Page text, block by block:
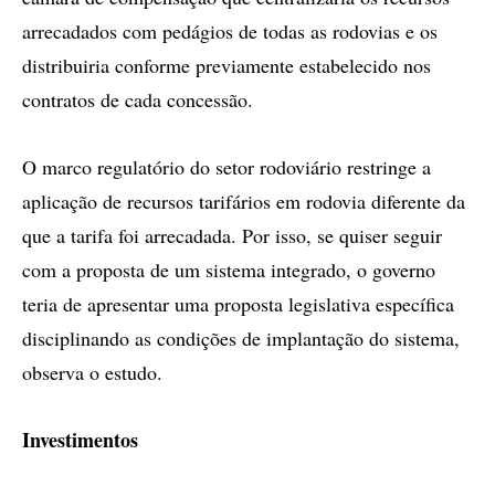
arrecadados com pedágios de todas as rodovias e os
distribuiria conforme previamente estabelecido nos
contratos de cada concessão.
O marco regulatório do setor rodoviário restringe a
aplicação de recursos tarifários em rodovia diferente da
que a tarifa foi arrecadada. Por isso, se quiser seguir
com a proposta de um sistema integrado, o governo
teria de apresentar uma proposta legislativa específica
disciplinando as condições de implantação do sistema,
observa o estudo.
Investimentos